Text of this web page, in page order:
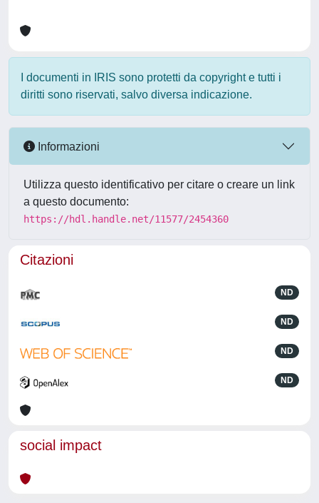
I documenti in IRIS sono protetti da copyright e tutti i
diritti sono riservati, salvo diversa indicazione.
Informazioni
Utilizza questo identificativo per citare o creare un link
a questo documento:
https://hdl.handle.net/11577/2454360
Citazioni
ND
ND
ND
ND
social impact